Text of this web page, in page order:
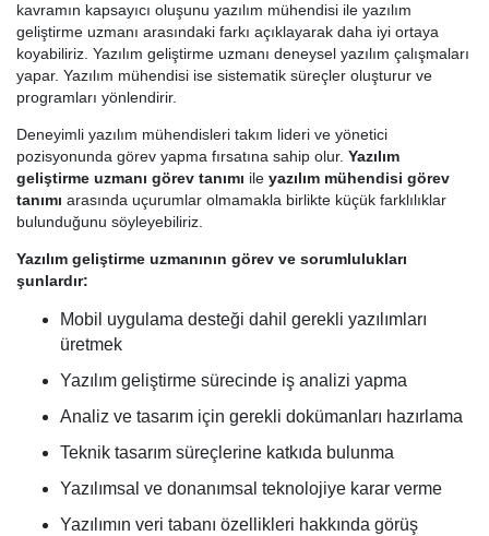
kavramın kapsayıcı oluşunu yazılım mühendisi ile yazılım
geliştirme uzmanı arasındaki farkı açıklayarak daha iyi ortaya
koyabiliriz. Yazılım geliştirme uzmanı deneysel yazılım çalışmaları
yapar. Yazılım mühendisi ise sistematik süreçler oluşturur ve
programları yönlendirir.
Deneyimli yazılım mühendisleri takım lideri ve yönetici
pozisyonunda görev yapma fırsatına sahip olur. Yazılım
geliştirme uzmanı görev tanımı ile yazılım mühendisi görev
tanımı arasında uçurumlar olmamakla birlikte küçük farklılıklar
bulunduğunu söyleyebiliriz.
Yazılım geliştirme uzmanının görev ve sorumlulukları
şunlardır:
Mobil uygulama desteği dahil gerekli yazılımları
üretmek
Yazılım geliştirme sürecinde iş analizi yapma
Analiz ve tasarım için gerekli dokümanları hazırlama
Teknik tasarım süreçlerine katkıda bulunma
Yazılımsal ve donanımsal teknolojiye karar verme
Yazılımın veri tabanı özellikleri hakkında görüş